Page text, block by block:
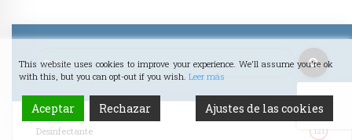
Desinfectante 121
This website uses cookies to improve your experience. We'll assume you're ok
with this, but you can opt-out if you wish. Leer más
Aceptar Rechazar Ajustes de las cookies